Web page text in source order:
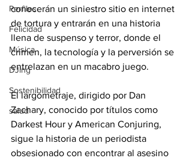
Perfiles
Felicidad
Música
DJing
Sostenibilidad
salud
conocerán un siniestro sitio en internet
de tortura y entrarán en una historia
llena de suspenso y terror, donde el
crimen, la tecnología y la perversión se
entrelazan en un macabro juego.
El largometraje, dirigido por Dan
Zachary, conocido por títulos como
Darkest Hour y American Conjuring,
sigue la historia de un periodista
obsesionado con encontrar al asesino